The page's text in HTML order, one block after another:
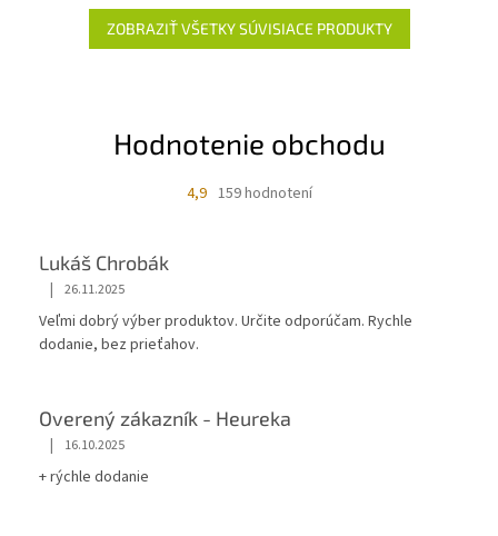
ZOBRAZIŤ VŠETKY SÚVISIACE PRODUKTY
Hodnotenie obchodu
4,9 159 hodnotení
Lukáš Chrobák
| 26.11.2025
Veľmi dobrý výber produktov. Určite odporúčam. Rychle
dodanie, bez prieťahov.
Overený zákazník - Heureka
| 16.10.2025
+ rýchle dodanie